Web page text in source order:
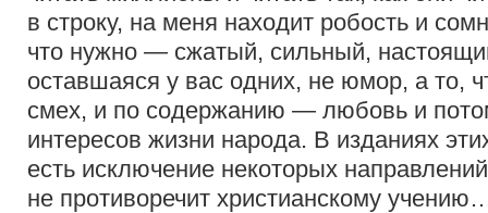
в строку, на меня находит робость и
что нужно — сжатый, сильный,
оставшаяся у вас одних, не юмор, а то,
смех, и по содержанию — любовь и
интересов жизни народа. В изданиях
есть исключение некоторых
не противоречит христианскому